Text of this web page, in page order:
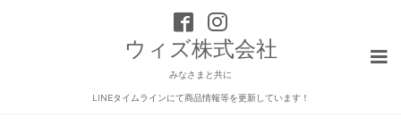
ウィズ株式会社
みなさまと共に
LINEタイムラインにて商品情報等を更新しています！